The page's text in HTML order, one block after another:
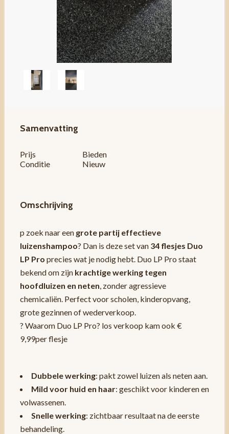
Samenvatting
Prijs
Bieden
Conditie
Nieuw
Omschrijving
p zoek naar een grote partij effectieve
luizenshampoo? Dan is deze set van 34 flesjes Duo
LP Pro precies wat je nodig hebt. Duo LP Pro staat
bekend om zijn krachtige werking tegen
hoofdluizen en neten , zonder agressieve
chemicaliën. Perfect voor scholen, kinderopvang,
grote gezinnen of wederverkoop.
? Waarom Duo LP Pro? los verkoop kam ook €
9,99per flesje
Dubbele werking: pakt zowel luizen als neten aan.
Mild voor huid en haar: geschikt voor kinderen en
volwassenen.
Snelle werking: zichtbaar resultaat na de eerste
behandeling.